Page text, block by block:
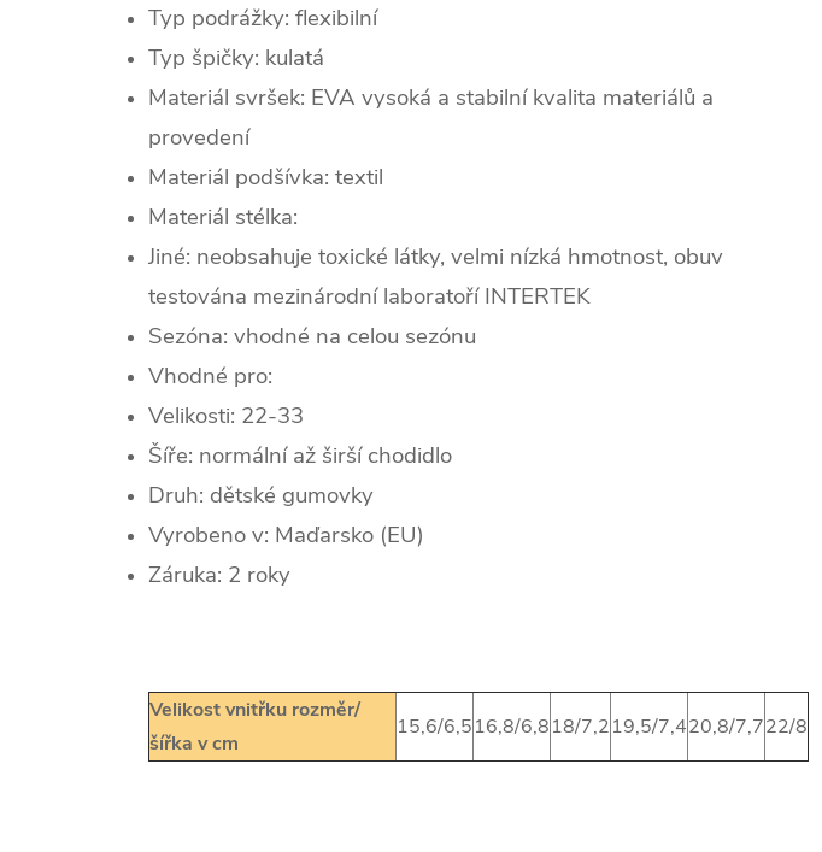
Typ podrážky: flexibilní
Typ špičky: kulatá
Materiál svršek: EVA vysoká a stabilní kvalita materiálů a
provedení
Materiál podšívka: textil
Materiál stélka:
Jiné: neobsahuje toxické látky, velmi nízká hmotnost, obuv
testována mezinárodní laboratoří INTERTEK
Sezóna: vhodné na celou sezónu
Vhodné pro:
Velikosti: 22-33
Šíře: normální až širší chodidlo
Druh: dětské gumovky
Vyrobeno v: Maďarsko (EU)
Záruka: 2 roky
Velikost vnitřku rozměr/
šířka v cm
15,6/6,516,8/6,818/7,219,5/7,420,8/7,722/8